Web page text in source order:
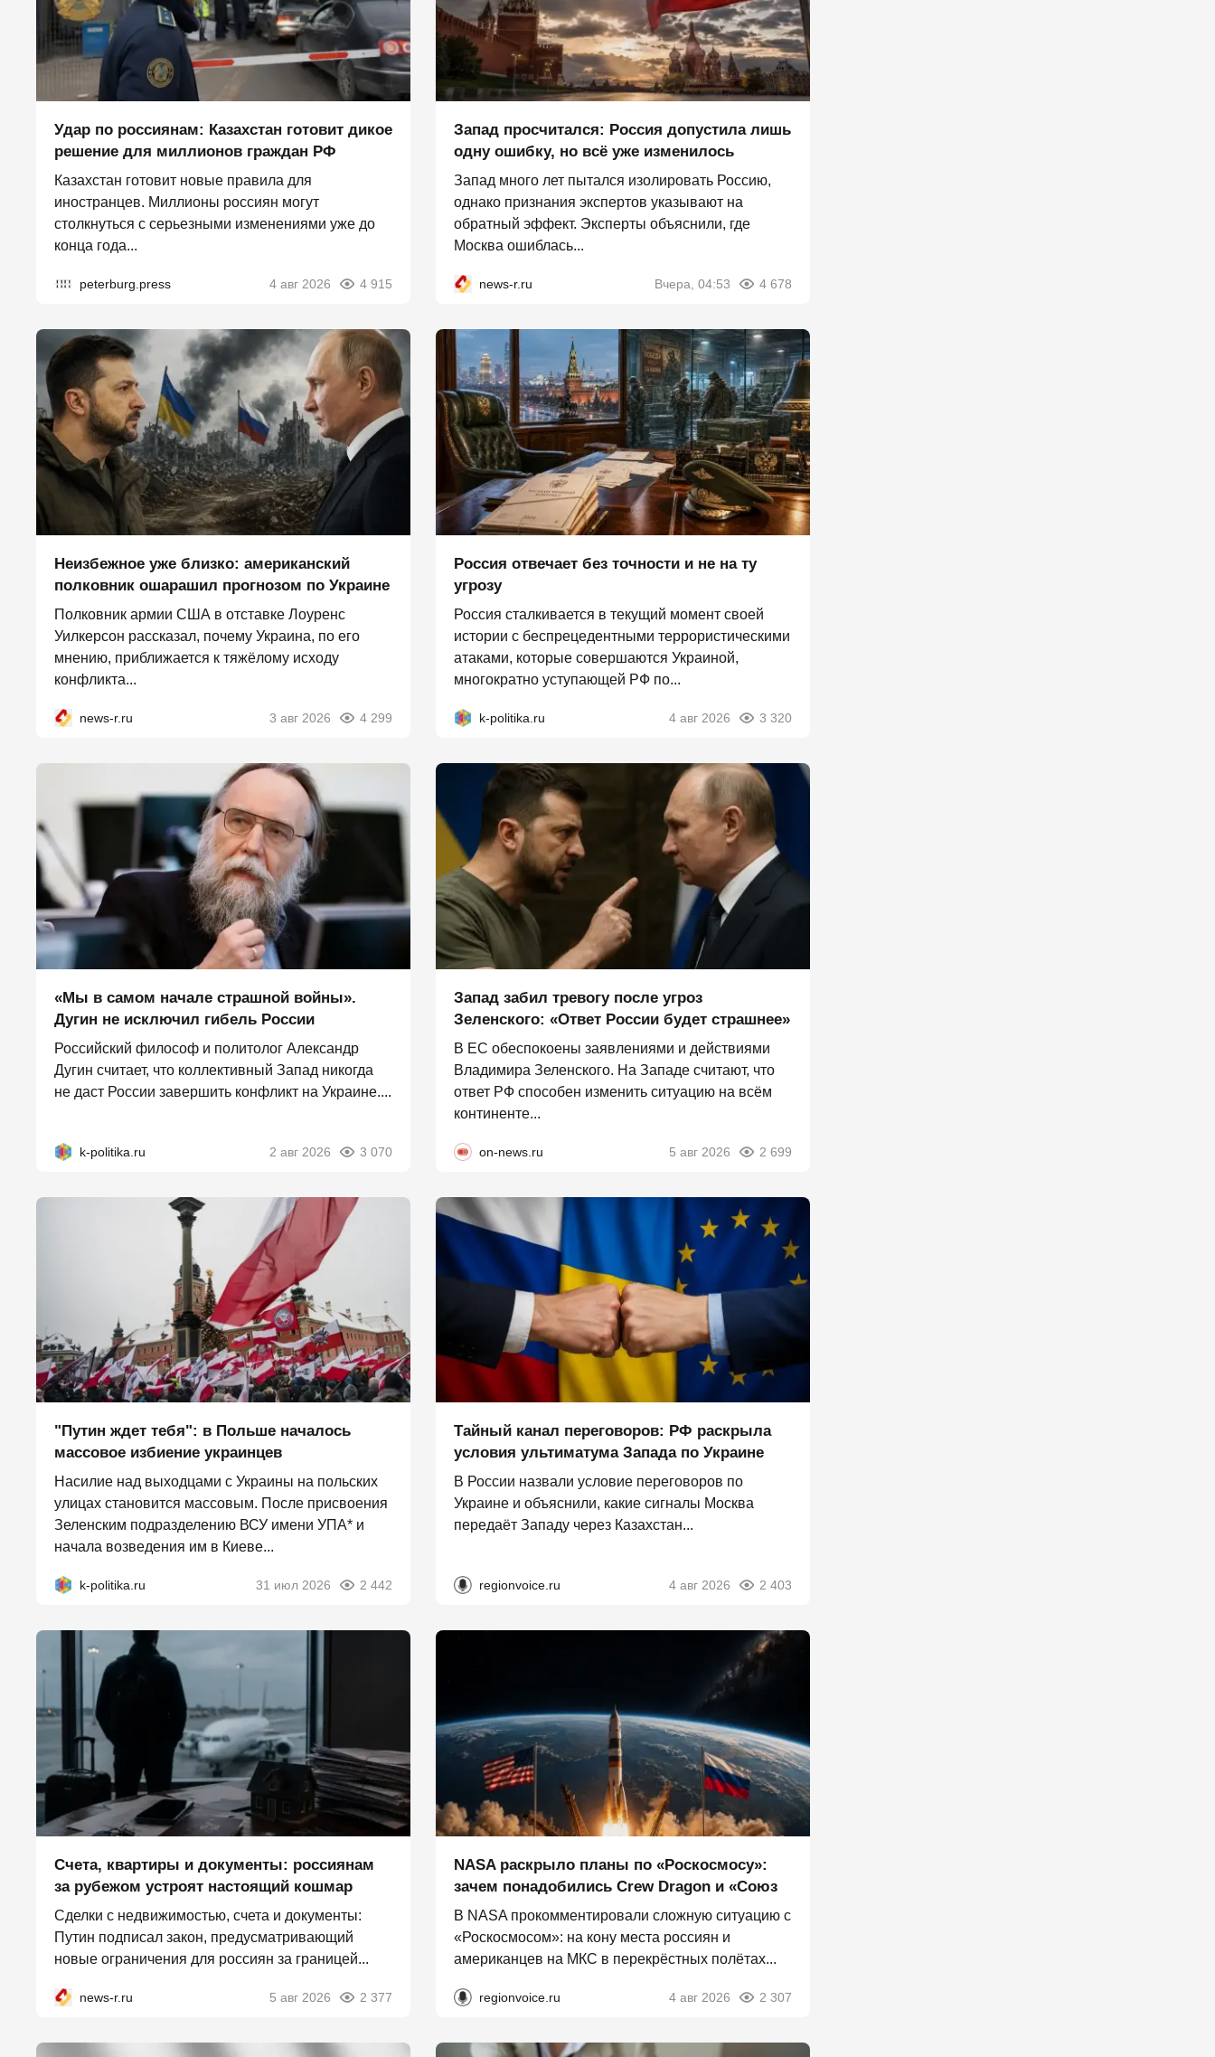
Удар по россиянам: Казахстан готовит дикое
решение для миллионов граждан РФ
Казахстан готовит новые правила для
иностранцев. Миллионы россиян могут
столкнуться с серьезными изменениями уже до
конца года...
peterburg.press 4 авг 2026 4 915
Запад просчитался: Россия допустила лишь
одну ошибку, но всё уже изменилось
Запад много лет пытался изолировать Россию,
однако признания экспертов указывают на
обратный эффект. Эксперты объяснили, где
Москва ошиблась...
news-r.ru Вчера, 04:53 4 678
Неизбежное уже близко: американский
полковник ошарашил прогнозом по Украине
Полковник армии США в отставке Лоуренс
Уилкерсон рассказал, почему Украина, по его
мнению, приближается к тяжёлому исходу
конфликта...
news-r.ru 3 авг 2026 4 299
Россия отвечает без точности и не на ту
угрозу
Россия сталкивается в текущий момент своей
истории с беспрецедентными террористическими
атаками, которые совершаются Украиной,
многократно уступающей РФ по...
k-politika.ru 4 авг 2026 3 320
«Мы в самом начале страшной войны».
Дугин не исключил гибель России
Российский философ и политолог Александр
Дугин считает, что коллективный Запад никогда
не даст России завершить конфликт на Украине....
k-politika.ru 2 авг 2026 3 070
Запад забил тревогу после угроз
Зеленского: «Ответ России будет страшнее»
В ЕС обеспокоены заявлениями и действиями
Владимира Зеленского. На Западе считают, что
ответ РФ способен изменить ситуацию на всём
континенте...
on-news.ru 5 авг 2026 2 699
"Путин ждет тебя": в Польше началось
массовое избиение украинцев
Насилие над выходцами с Украины на польских
улицах становится массовым. После присвоения
Зеленским подразделению ВСУ имени УПА* и
начала возведения им в Киеве...
k-politika.ru 31 июл 2026 2 442
Тайный канал переговоров: РФ раскрыла
условия ультиматума Запада по Украине
В России назвали условие переговоров по
Украине и объяснили, какие сигналы Москва
передаёт Западу через Казахстан...
regionvoice.ru 4 авг 2026 2 403
Счета, квартиры и документы: россиянам
за рубежом устроят настоящий кошмар
Сделки с недвижимостью, счета и документы:
Путин подписал закон, предусматривающий
новые ограничения для россиян за границей...
news-r.ru 5 авг 2026 2 377
NASA раскрыло планы по «Роскосмосу»:
зачем понадобились Crew Dragon и «Союз
В NASA прокомментировали сложную ситуацию с
«Роскосмосом»: на кону места россиян и
американцев на МКС в перекрёстных полётах...
regionvoice.ru 4 авг 2026 2 307